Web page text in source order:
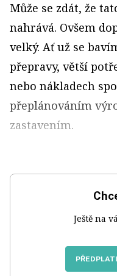
Může se zdát, že
nahrává. Ovšem
velký. Ať už se
přepravy, větší
nebo nákladech
přeplánováním
zastavením.
Ještě na